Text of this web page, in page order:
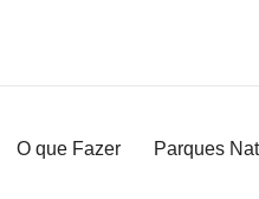
O que Fazer Parques